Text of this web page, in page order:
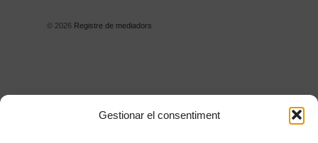
Gestionar el consentiment
© 2026Registre de mediadors